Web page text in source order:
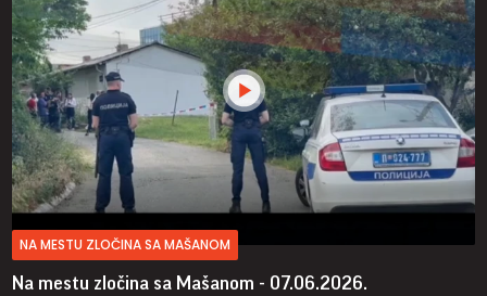
NA MESTU ZLOČINA SA MAŠANOM
Na mestu zločina sa Mašanom - 07.06.2026.